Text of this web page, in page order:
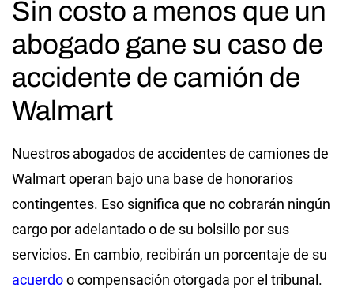
Sin costo a menos que un
abogado gane su caso de
accidente de camión de
Walmart
Nuestros abogados de accidentes de camiones de
Walmart operan bajo una base de honorarios
contingentes. Eso significa que no cobrarán ningún
cargo por adelantado o de su bolsillo por sus
servicios. En cambio, recibirán un porcentaje de su
acuerdoo compensación otorgada por el tribunal.